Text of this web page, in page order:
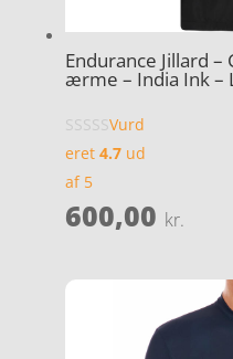
Endurance Jillard
ærme – India Ink –
Vurd
eret 4.7ud
af 5
600,00 kr.